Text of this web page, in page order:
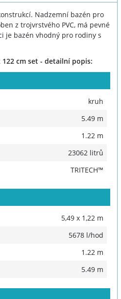
Nadzemní bazén pro
z trojvrstvého PVC, má pevné
je bazén vhodný pro rodiny s
122 cm set - detailní popis:
kruh
5.49 m
1.22 m
23062 litrů
TRITECH™
5,49 x 1,22 m
5678 l/hod
1.22 m
5.49 m